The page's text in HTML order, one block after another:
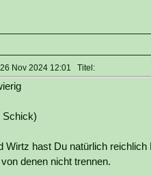
26 Nov 2024 12:01 Titel:
Schick)
Wirtz hast Du natürlich
denen nicht trennen.